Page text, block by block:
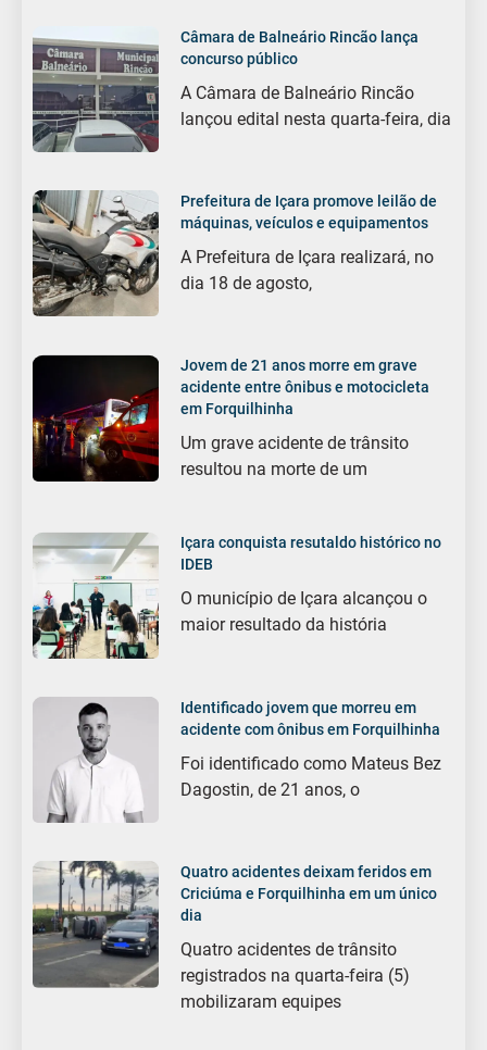
Câmara de Balneário Rincão lança
concurso público
A Câmara de Balneário Rincão
lançou edital nesta quarta-feira, dia
Prefeitura de Içara promove leilão de
máquinas, veículos e equipamentos
A Prefeitura de Içara realizará, no
dia 18 de agosto,
Jovem de 21 anos morre em grave
acidente entre ônibus e motocicleta
em Forquilhinha
Um grave acidente de trânsito
resultou na morte de um
Içara conquista resutaldo histórico no
IDEB
O município de Içara alcançou o
maior resultado da história
Identificado jovem que morreu em
acidente com ônibus em Forquilhinha
Foi identificado como Mateus Bez
Dagostin, de 21 anos, o
Quatro acidentes deixam feridos em
Criciúma e Forquilhinha em um único
dia
Quatro acidentes de trânsito
registrados na quarta-feira (5)
mobilizaram equipes